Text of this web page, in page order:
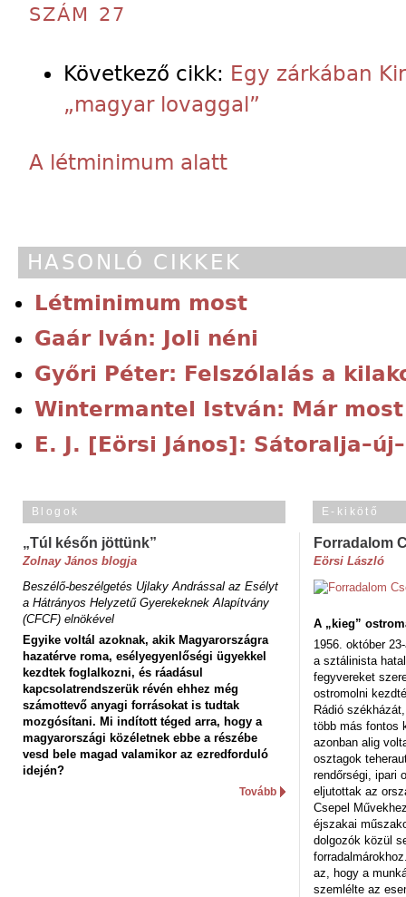
SZÁM 27
Következő cikk: Egy zárkában
„magyar lovaggal”
A létminimum alatt
HASONLÓ CIKKEK
Létminimum most
Gaár lván: Joli néni
Győri Péter: Felszólalás a
Wintermantel István: Már
E. J. [Eörsi János]:
Blogok
„Túl későn jöttünk”
Zolnay János blogja
Beszélő-beszélgetés Ujlaky Andrással az Esélyt
a Hátrányos Helyzetű Gyerekeknek Alapítvány
(CFCF) elnökével
Egyike voltál azoknak, akik Magyarországra
hazatérve roma, esélyegyenlőségi ügyekkel
kezdtek foglalkozni, és ráadásul
kapcsolatrendszerük révén ehhez még
számottevő anyagi forrásokat is tudtak
mozgósítani. Mi indított téged arra, hogy a
magyarországi közéletnek ebbe a részébe
vesd bele magad valamikor az ezredforduló
idején?
Tovább
E-kikötő
Forradalom
Eörsi László
A „kieg”
1956. október
a sztálinista
fegyvereket
ostromolni
Rádió
több más fontos
azonban alig
osztagok
rendőrségi, ipari
eljutottak az
Csepel
éjszakai
dolgozók közül
az, hogy a
szemlélte az